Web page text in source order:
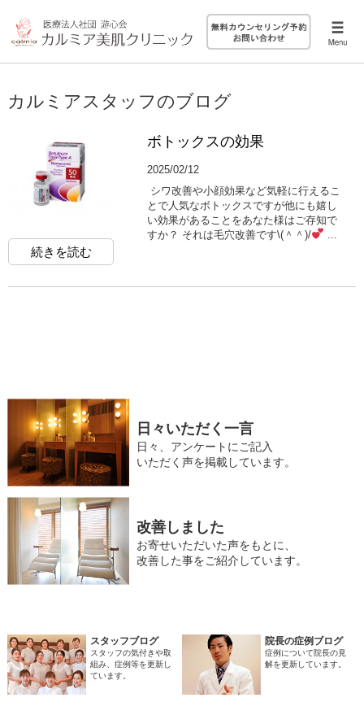
カルミアスタッフのブログ
続きを読む
ボトックスの効果
2025/02/12
シワ改善や小顔効果など気軽に行えるこ
とで人気なボトックスですが他にも嬉し
い効果があることをあなた様はご存知で
すか？ それは毛穴改善です\(＾＾)/
...
日々いただく一言
日々、アンケートにご記入
いただく声を掲載しています。
改善しました
お寄せいただいた声をもとに、
改善した事をご紹介しています。
スタッフブログ
スタッフの気付きや取
組み、症例等を更新し
ています。
院長の症例ブログ
症例について院長の見
解を更新しています。